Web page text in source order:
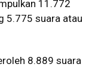
11.772
5.775 suara atau
8.889 suara